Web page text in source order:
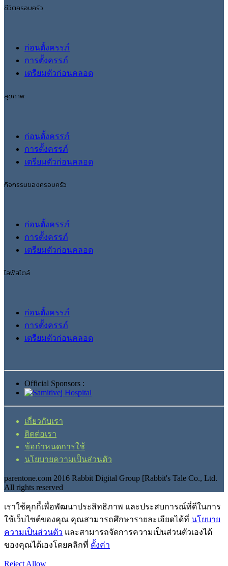
ชีวิตครอบครัว
ก่อนตั้งครรภ์
การตั้งครรภ์
เตรียมตัวก่อนคลอด
สุขภาพ
ก่อนตั้งครรภ์
การตั้งครรภ์
เตรียมตัวก่อนคลอด
กิจกรรมของครอบครัว
ก่อนตั้งครรภ์
การตั้งครรภ์
เตรียมตัวก่อนคลอด
ไลฟ์สไตล์
ก่อนตั้งครรภ์
การตั้งครรภ์
เตรียมตัวก่อนคลอด
Official Sponsors :
เกี่ยวกับเรา
ติดต่อเรา
ข้อกำหนดการใช้
นโยบายความเป็นส่วนตัว
parentone.com 2016 Rabbit Digital Group [Rabbit's Tale Co., Ltd.
All rights reserved
เราใช้คุกกี้เพื่อพัฒนาประสิทธิภาพ และประสบการณ์ที่ดีในการ
ใช้เว็บไซต์ของคุณ คุณสามารถศึกษารายละเอียดได้ที่ นโยบาย
ความเป็นส่วนตัว และสามารถจัดการความเป็นส่วนตัวเองได้
ของคุณได้เองโดยคลิกที่ ตั้งค่า
Reject Allow